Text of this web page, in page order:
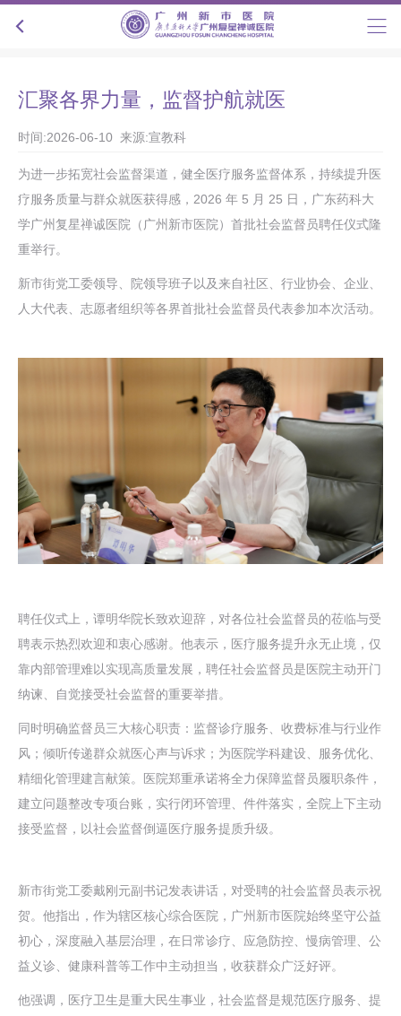
汇聚各界力量，监督护航就医
时间:2026-06-10 来源:宣教科
为进一步拓宽社会监督渠道，健全医疗服务监督体系，持续提升医
疗服务质量与群众就医获得感，2026 年 5 月 25 日，广东药科大
学广州复星禅诚医院（广州新市医院）首批社会监督员聘任仪式隆
重举行。
新市街党工委领导、院领导班子以及来自社区、行业协会、企业、
人大代表、志愿者组织等各界首批社会监督员代表参加本次活动。
聘任仪式上，谭明华院长致欢迎辞，对各位社会监督员的莅临与受
聘表示热烈欢迎和衷心感谢。他表示，医疗服务提升永无止境，仅
靠内部管理难以实现高质量发展，聘任社会监督员是医院主动开门
纳谏、自觉接受社会监督的重要举措。
同时明确监督员三大核心职责：监督诊疗服务、收费标准与行业作
风；倾听传递群众就医心声与诉求；为医院学科建设、服务优化、
精细化管理建言献策。医院郑重承诺将全力保障监督员履职条件，
建立问题整改专项台账，实行闭环管理、件件落实，全院上下主动
接受监督，以社会监督倒逼医疗服务提质升级。
新市街党工委戴刚元副书记发表讲话，对受聘的社会监督员表示祝
贺。他指出，作为辖区核心综合医院，广州新市医院始终坚守公益
初心，深度融入基层治理，在日常诊疗、应急防控、慢病管理、公
益义诊、健康科普等工作中主动担当，收获群众广泛好评。
他强调，医疗卫生是重大民生事业，社会监督是规范医疗服务、提